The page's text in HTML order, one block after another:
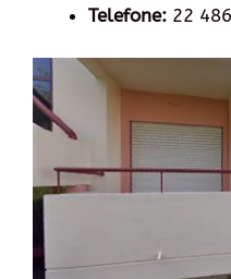
Telefone: 22